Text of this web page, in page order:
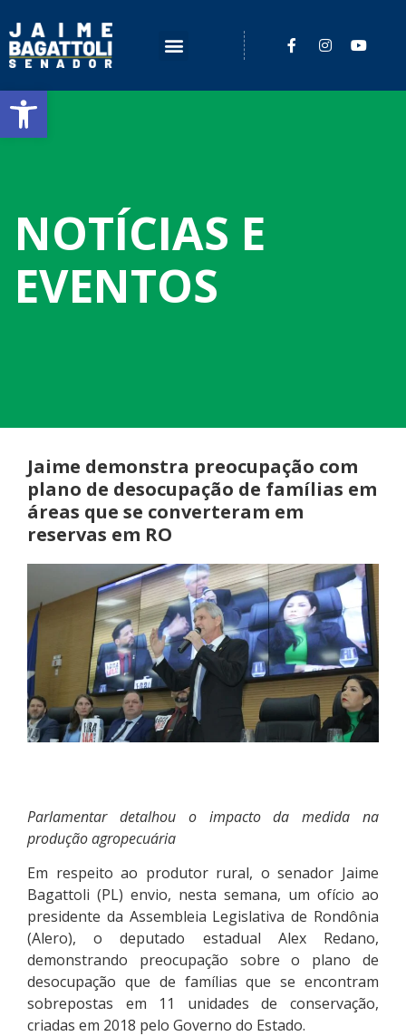
Barra de Ferramentas Aberta
NOTÍCIAS E
EVENTOS
Jaime demonstra preocupação com
plano de desocupação de famílias em
áreas que se converteram em
reservas em RO
Parlamentar detalhou o impacto da medida na
produção agropecuária
Em respeito ao produtor rural, o senador Jaime
Bagattoli (PL) envio, nesta semana, um ofício ao
presidente da Assembleia Legislativa de Rondônia
(Alero), o deputado estadual Alex Redano,
demonstrando preocupação sobre o plano de
desocupação que de famílias que se encontram
sobrepostas em 11 unidades de conservação,
criadas em 2018 pelo Governo do Estado.